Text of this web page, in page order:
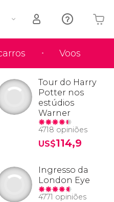
Voos
seu carrinho está vazio
Tour do Harry
Potter nos
estúdios
Warner
4718 opiniões
US$114,9
Ingresso da
London Eye
4771 opiniões